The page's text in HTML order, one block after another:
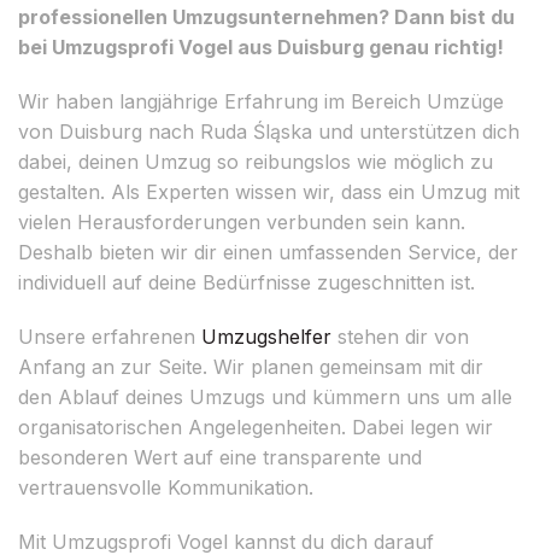
professionellen Umzugsunternehmen? Dann bist du
bei Umzugsprofi Vogel aus Duisburg genau richtig!
Wir haben langjährige Erfahrung im Bereich Umzüge
von Duisburg nach Ruda Śląska und unterstützen dich
dabei, deinen Umzug so reibungslos wie möglich zu
gestalten. Als Experten wissen wir, dass ein Umzug mit
vielen Herausforderungen verbunden sein kann.
Deshalb bieten wir dir einen umfassenden Service, der
individuell auf deine Bedürfnisse zugeschnitten ist.
Unsere erfahrenen Umzugshelfer stehen dir von
Anfang an zur Seite. Wir planen gemeinsam mit dir
den Ablauf deines Umzugs und kümmern uns um alle
organisatorischen Angelegenheiten. Dabei legen wir
besonderen Wert auf eine transparente und
vertrauensvolle Kommunikation.
Mit Umzugsprofi Vogel kannst du dich darauf